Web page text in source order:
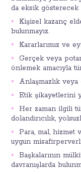
da eksik gösterecek
Kişisel kazanç
bulunmayız.
Kararlarımız ve
Gerçek veya
önlemek amacıyla
Anlaşmazlık veya
Etik şikayetlerini
Her zaman ilgili
dolandırıcılık,
Para, mal, hizmet
uygun
Başkalarının
davranışlarda